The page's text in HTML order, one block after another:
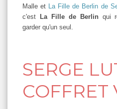
Malle et La Fille de Berlin de
c'est La Fille de Berlin qui
garder qu'un seul.
SERGE
COFFRET